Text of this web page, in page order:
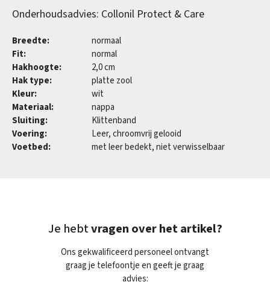
Onderhoudsadvies: Collonil Protect & Care
Breedte:
normaal
Fit:
normal
Hakhoogte:
2,0 cm
Hak type:
platte zool
Kleur:
wit
Materiaal:
nappa
Sluiting:
Klittenband
Voering:
Leer, chroomvrij gelooid
Voetbed:
met leer bedekt, niet verwisselbaar
Je hebtvragen over het artikel?
Ons gekwalificeerd personeel ontvangt
graag je telefoontje en geeft je graag
advies: